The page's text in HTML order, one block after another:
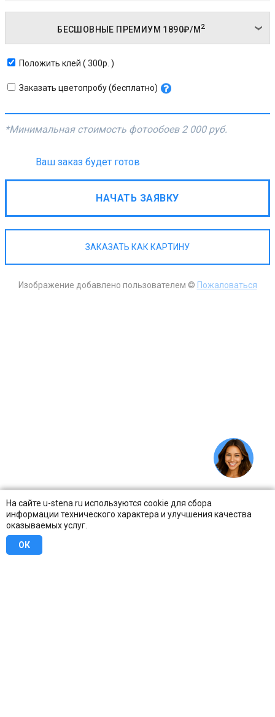
На сайте u-stena.ru используются cookie для сбора
информации технического характера и улучшения качества
оказываемых услуг.
ОК
БЕСШОВНЫЕ ПРЕМИУМ 1890₽/М 2
Положить клей ( 300р. )
Заказать цветопробу (бесплатно)
*Минимальная стоимость фотообоев 2 000 руб.
Ваш заказ будет готов
НАЧАТЬ ЗАЯВКУ
ЗАКАЗАТЬ КАК КАРТИНУ
Изображение добавлено пользователем © Пожаловаться